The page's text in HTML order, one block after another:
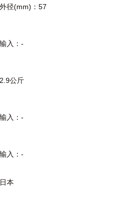
外径(mm)：57
输入：-
2.9公斤
输入：-
输入：-
日本